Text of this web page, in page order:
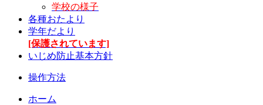
学校の様子
各種おたより
学年だより
[保護されています]
いじめ防止基本方針
操作方法
ホーム